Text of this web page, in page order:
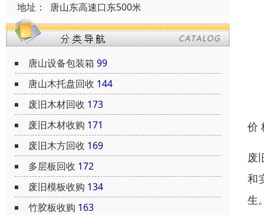
地址： 唐山东高速口东500米
唐山设备包装箱 99
唐山木托盘回收 144
废旧木材回收 173
废旧木材收购 171
废旧木方回收 169
多层板回收 172
废旧模板收购 134
竹胶板收购 163
价
废
和
生